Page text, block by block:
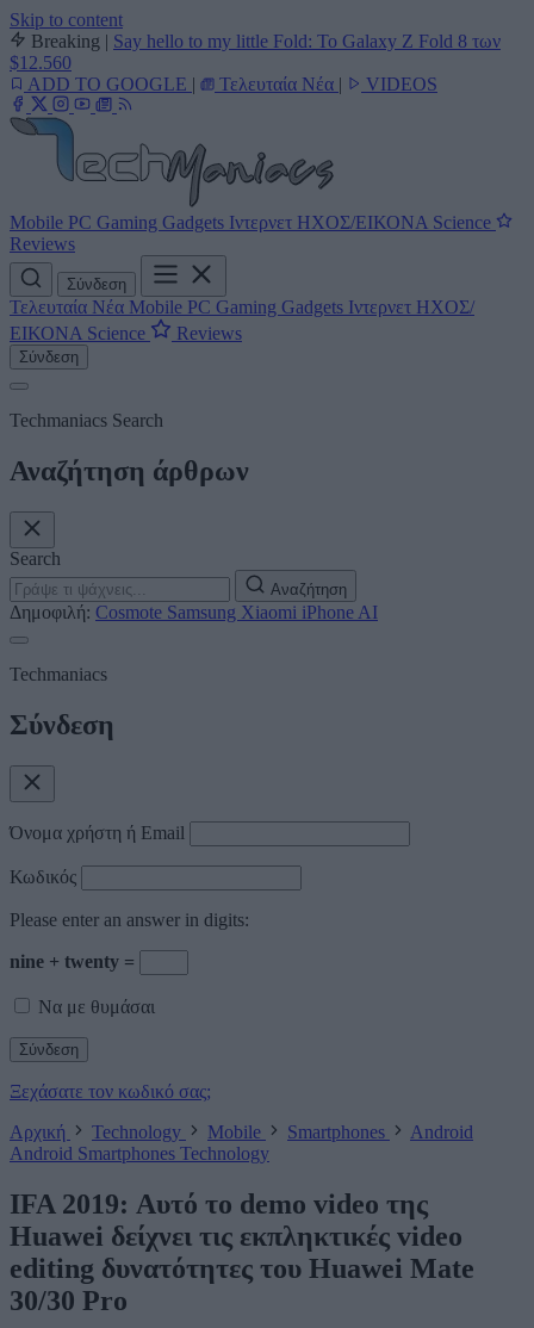
Skip to content
Breaking | Say hello to my little Fold: Το Galaxy Z Fold 8 των
$12.560
ADD TO GOOGLE | Τελευταία Νέα | VIDEOS
Mobile PC Gaming Gadgets Ιντερνετ ΗΧΟΣ/ΕΙΚΟΝΑ Science
Reviews
Σύνδεση
Τελευταία Νέα Mobile PC Gaming Gadgets Ιντερνετ ΗΧΟΣ/
ΕΙΚΟΝΑ Science Reviews
Σύνδεση
Techmaniacs Search
Αναζήτηση άρθρων
Search
Αναζήτηση
Δημοφιλή: Cosmote Samsung Xiaomi iPhone AI
Techmaniacs
Σύνδεση
Όνομα χρήστη ή Email
Κωδικός
Please enter an answer in digits:
nine + twenty =
Να με θυμάσαι
Ξεχάσατε τον κωδικό σας;
Αρχική
Technology Mobile Smartphones
Android
Android Smartphones Technology
IFA 2019: Αυτό το demo video της
Huawei δείχνει τις εκπληκτικές video
editing δυνατότητες του Huawei Mate
30/30 Pro